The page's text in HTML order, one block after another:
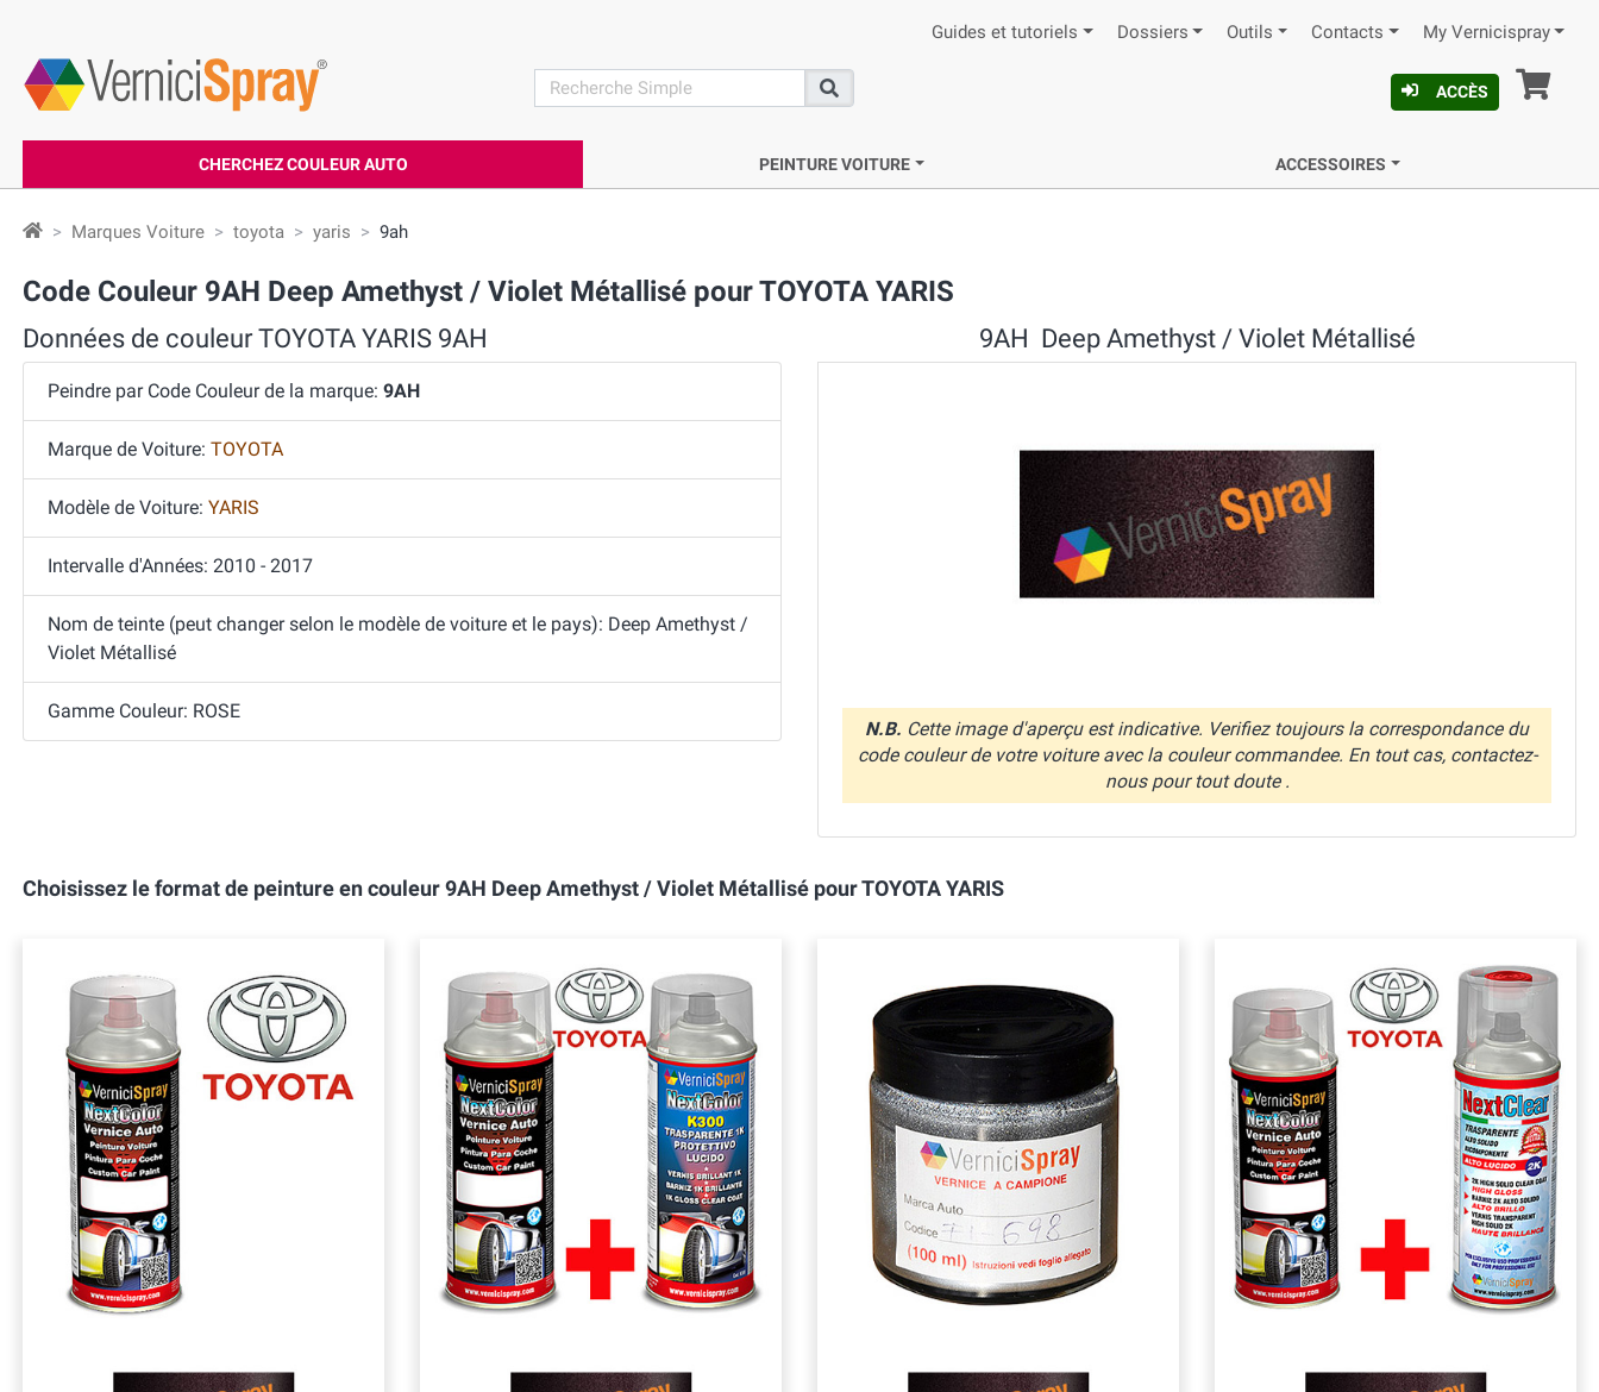
Guides et tutoriels Dossiers Outils Contacts My Vernicispray
search
Recherche
ACCÈS
CHERCHEZ COULEUR AUTO PEINTURE VOITURE ACCESSOIRES
Marques Voiture toyota yaris 9ah
Code Couleur 9AH Deep Amethyst / Violet Métallisé pour TOYOTA YARIS
Données de couleur TOYOTA YARIS 9AH
Peindre par Code Couleur de la marque: 9AH
Marque de Voiture: TOYOTA
Modèle de Voiture: YARIS
Intervalle d'Années: 2010 - 2017
Nom de teinte (peut changer selon le modèle de voiture et le pays): Deep Amethyst /
Violet Métallisé
Gamme Couleur: ROSE
9AH Deep Amethyst / Violet Métallisé
N.B. Cette image d'aperçu est indicative. Verifiez toujours la correspondance du
code couleur de votre voiture avec la couleur commandee. En tout cas, contactez-
nous pour tout doute .
Choisissez le format de peinture en couleur 9AH Deep Amethyst / Violet Métallisé pour TOYOTA YARIS